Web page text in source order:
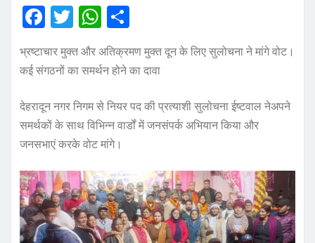
F
c
e
b
o
o
k
T
w
it
te
r
W
h
at
s
A
p
p
a
re
भ्रष्टाचार मुक्त और अतिक्रमण मुक्त दून के लिए सुलोचना ने मांगे वोट।
कई संगठनों का समर्थन होने का दावा
देहरादून नगर निगम से नियर पद की प्रत्याशी सुलोचना ईष्टवाल नेअपने
समर्थकों के साथ विभिन्न वार्डों में जनसंपर्क अभियान किया और
जनसभाएं करके वोट मांगे।